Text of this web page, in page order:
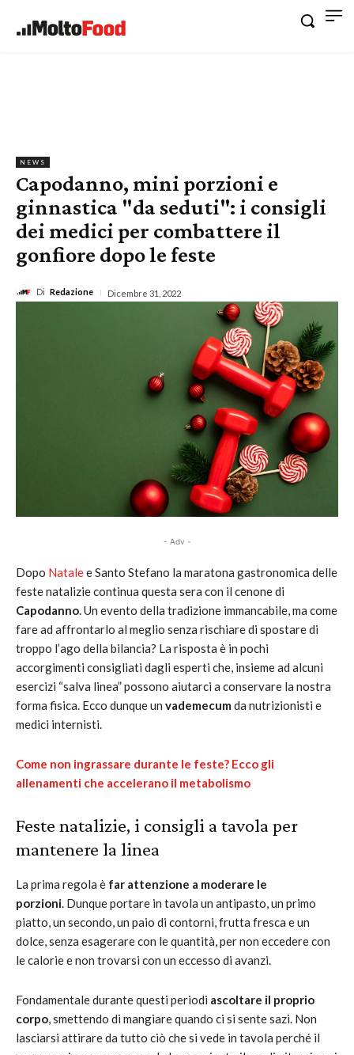
NEWS
Capodanno, mini porzioni e
ginnastica "da seduti": i consigli
dei medici per combattere il
gonfiore dopo le feste
Di Redazione Dicembre 31, 2022
- Adv -
Dopo Natalee Santo Stefano la maratona gastronomica delle
feste natalizie continua questa sera con il cenone di
Capodanno. Un evento della tradizione immancabile, ma come
fare ad affrontarlo al meglio senza rischiare di spostare di
troppo l’ago della bilancia? La risposta è in pochi
accorgimenti consigliati dagli esperti che, insieme ad alcuni
esercizi “salva linea” possono aiutarci a conservare la nostra
forma fisica. Ecco dunque un vademecum da nutrizionisti e
medici internisti.
Come non ingrassare durante le feste? Ecco gli
allenamenti che accelerano il metabolismo
Feste natalizie, i consigli a tavola per
mantenere la linea
La prima regola è far attenzione a moderare le
porzioni. Dunque portare in tavola un antipasto, un primo
piatto, un secondo, un paio di contorni, frutta fresca e un
dolce, senza esagerare con le quantità, per non eccedere con
le calorie e non trovarsi con un eccesso di avanzi.
Fondamentale durante questi periodi ascoltare il proprio
corpo, smettendo di mangiare quando ci si sente sazi. Non
lasciarsi attirare da tutto ciò che si vede in tavola perché il